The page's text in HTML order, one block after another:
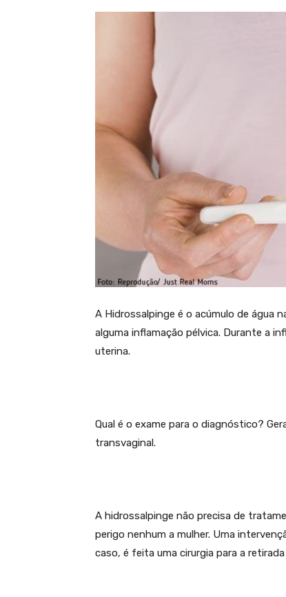
A Hidrossalpinge é o acúmulo de água
alguma inflamação pélvica. Durante a
uterina.
Qual é o exame para o diagnóstico?
transvaginal.
A hidrossalpinge não precisa de
perigo nenhum a mulher. Uma
caso, é feita uma cirurgia para a